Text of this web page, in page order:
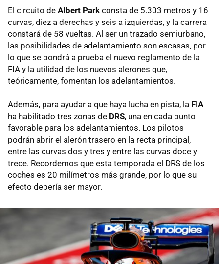
El circuito de Albert Park consta de 5.303 metros y 16
curvas, diez a derechas y seis a izquierdas, y la carrera
constará de 58 vueltas. Al ser un trazado semiurbano,
las posibilidades de adelantamiento son escasas, por
lo que se pondrá a prueba el nuevo reglamento de la
FIA y la utilidad de los nuevos alerones que,
teóricamente, fomentan los adelantamientos.
Además, para ayudar a que haya lucha en pista, la FIA
ha habilitado tres zonas de DRS, una en cada punto
favorable para los adelantamientos. Los pilotos
podrán abrir el alerón trasero en la recta principal,
entre las curvas dos y tres y entre las curvas doce y
trece. Recordemos que esta temporada el DRS de los
coches es 20 milímetros más grande, por lo que su
efecto debería ser mayor.